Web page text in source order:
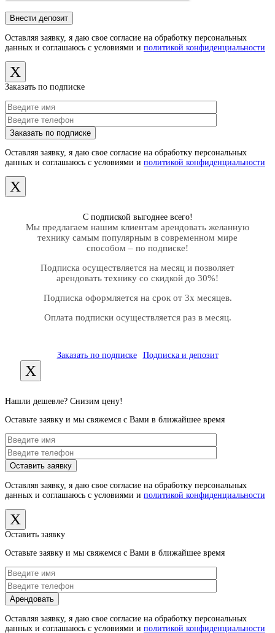
Оставляя заявку, я даю свое согласие на обработку персональных
данных и соглашаюсь с условиями и политикой конфиденциальности
X
Заказать по подписке
Оставляя заявку, я даю свое согласие на обработку персональных
данных и соглашаюсь с условиями и политикой конфиденциальности
X
С подпиской выгоднее всего!
Мы предлагаем нашим клиентам арендовать желанную
технику самым популярным в современном мире
способом – по подписке!
Подписка осуществляется на месяц и позволяет
арендовать технику со скидкой до 30%!
Подписка оформляется на срок от 3х месяцев.
Оплата подписки осуществляется раз в месяц.
Заказать по подписке Подписка и депозит
X
Нашли дешевле? Снизим цену!
Оставьте заявку и мы свяжемся с Вами в ближайшее время
Оставляя заявку, я даю свое согласие на обработку персональных
данных и соглашаюсь с условиями и политикой конфиденциальности
X
Оставить заявку
Оставьте заявку и мы свяжемся с Вами в ближайшее время
Оставляя заявку, я даю свое согласие на обработку персональных
данных и соглашаюсь с условиями и политикой конфиденциальности